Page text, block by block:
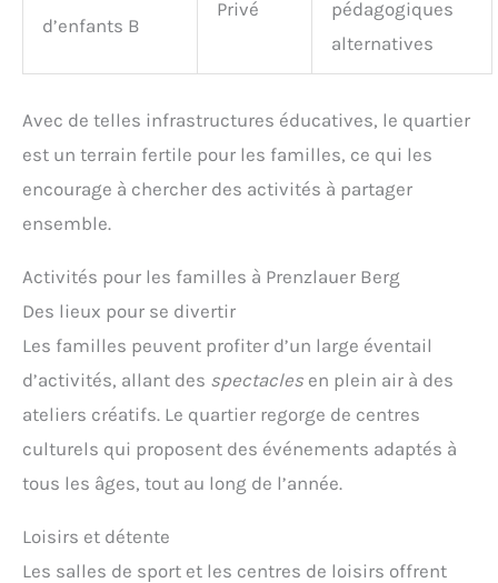
d’enfants B
Privé
pédagogiques
alternatives
Avec de telles infrastructures éducatives, le quartier
est un terrain fertile pour les familles, ce qui les
encourage à chercher des activités à partager
ensemble.
Activités pour les familles à Prenzlauer Berg
Des lieux pour se divertir
Les familles peuvent profiter d’un large éventail
d’activités, allant des spectacles en plein air à des
ateliers créatifs. Le quartier regorge de centres
culturels qui proposent des événements adaptés à
tous les âges, tout au long de l’année.
Loisirs et détente
Les salles de sport et les centres de loisirs offrent